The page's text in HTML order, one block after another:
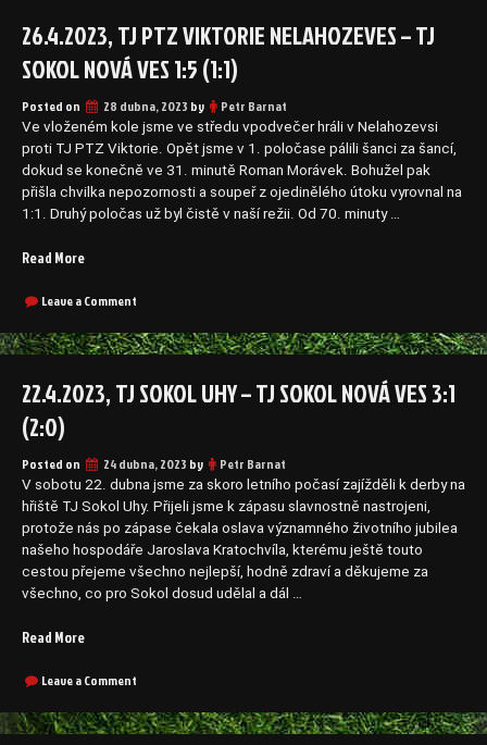
26.4.2023, TJ PTZ VIKTORIE NELAHOZEVES – TJ
SOKOL NOVÁ VES 1:5 (1:1)
Posted on 28 dubna, 2023 by Petr Barnat
Ve vloženém kole jsme ve středu vpodvečer hráli v Nelahozevsi
proti TJ PTZ Viktorie. Opět jsme v 1. poločase pálili šanci za šancí,
dokud se konečně ve 31. minutě Roman Morávek. Bohužel pak
přišla chvilka nepozornosti a soupeř z ojedinělého útoku vyrovnal na
1:1. Druhý poločas už byl čistě v naší režii. Od 70. minuty …
Read More„26.4.2023,
PTZ
Nelahozeves
TJ
Sokol
Ves
1:5
(1:1)“
Leave a Comment
TJ
PTZ
Nelahozeves
Nová
Ves
1:5
(1:1)
22.4.2023, TJ SOKOL UHY – TJ SOKOL NOVÁ VES 3:1
(2:0)
Posted on 24 dubna, 2023 by Petr Barnat
V sobotu 22. dubna jsme za skoro letního počasí zajížděli k derby na
hřiště TJ Sokol Uhy. Přijeli jsme k zápasu slavnostně nastrojeni,
protože nás po zápase čekala oslava významného životního jubilea
našeho hospodáře Jaroslava Kratochvíla, kterému ještě touto
cestou přejeme všechno nejlepší, hodně zdraví a děkujeme za
všechno, co pro Sokol dosud udělal a dál …
Read More„22.4.2023,
Sokol
–
Leave a Comment
TJ
Sokol